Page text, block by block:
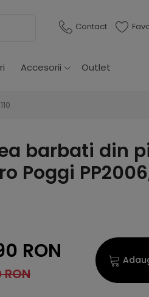
Contact
Accesorii Outlet
barbati din
Poggi
RON
RON